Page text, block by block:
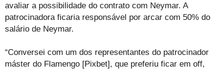
avaliar a possibilidade do contrato com Neymar. A
patrocinadora ficaria responsável por arcar com 50% do
salário de Neymar.
“Conversei com um dos representantes do patrocinador
máster do Flamengo [Pixbet], que preferiu ficar em off,